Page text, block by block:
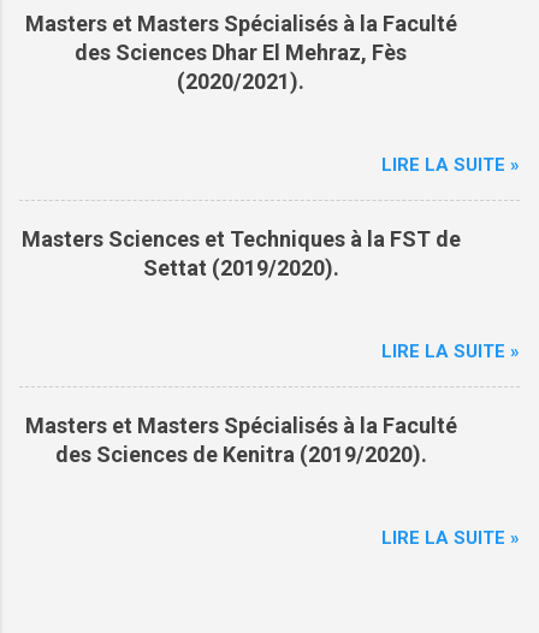
n
e
s
Masters et Masters Spécialisés à la Faculté
des Sciences Dhar El Mehraz, Fès
(2020/2021).
LIRE LA SUITE »
Masters Sciences et Techniques à la FST de
Settat (2019/2020).
LIRE LA SUITE »
Masters et Masters Spécialisés à la Faculté
des Sciences de Kenitra (2019/2020).
LIRE LA SUITE »